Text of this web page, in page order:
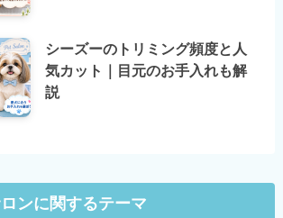
シーズーのトリミング頻度と人
気カット｜目元のお手入れも解
説
ンに関するテーマ